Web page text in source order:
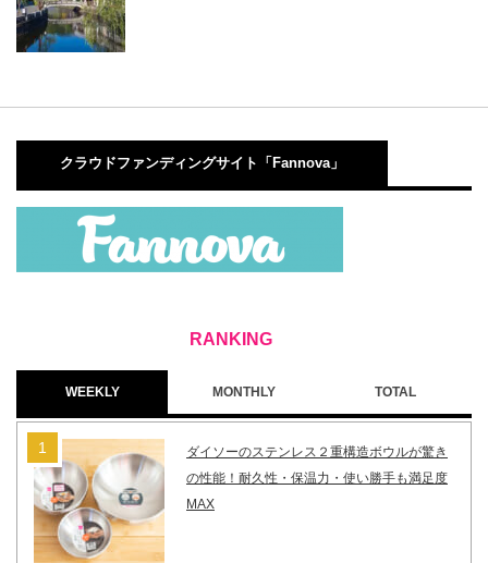
クラウドファンディングサイト「Fannova」
WEEKLY MONTHLY TOTAL
ダイソーのステンレス２重構造ボウルが驚き
の性能！耐久性・保温力・使い勝手も満足度
MAX